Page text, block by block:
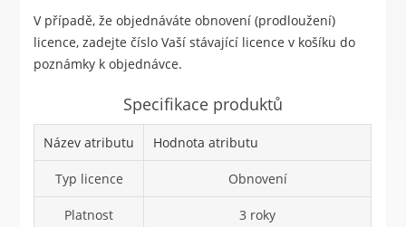
V případě, že objednáváte obnovení (prodloužení)
licence, zadejte číslo Vaší stávající licence v košíku do
poznámky k objednávce.
Specifikace produktů
Název atributu Hodnota atributu
Typ licence Obnovení
Platnost 3 roky